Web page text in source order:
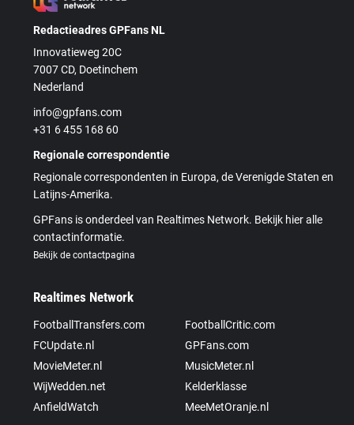
Redactieadres GPFans NL
Innovatieweg 20C
7007 CD, Doetinchem
Nederland
info@gpfans.com
+31 6 455 168 60
Regionale correspondentie
Regionale correspondenten in Europa, de Verenigde Staten en
Latijns-Amerika.
GPFans is onderdeel van Realtimes Network. Bekijk hier alle
contactinformatie.
Bekijk de contactpagina
Realtimes Network
FootballTransfers.com
FootballCritic.com
FCUpdate.nl
GPFans.com
MovieMeter.nl
MusicMeter.nl
WijWedden.net
Kelderklasse
AnfieldWatch
MeeMetOranje.nl